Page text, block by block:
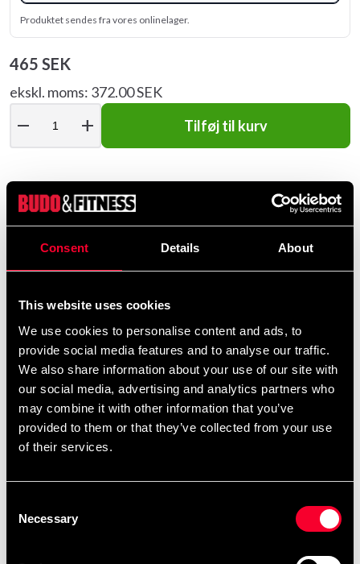
Consent Details About
This website uses cookies
We use cookies to personalise content and ads, to
provide social media features and to analyse our traffic.
We also share information about your use of our site with
our social media, advertising and analytics partners who
may combine it with other information that you’ve
provided to them or that they’ve collected from your use
of their services.
Selection
Necessary
Produktet sendes fra vores onlinelager.
465 SEK
ekskl. moms: 372.00 SEK
remove add Tilføj til kurv
Produktinformation
Bo stav med tilspidsede ender. Rouml;dec. Ca. 152
cm.
Detaljerede oplysninger
Anbefalede produkter